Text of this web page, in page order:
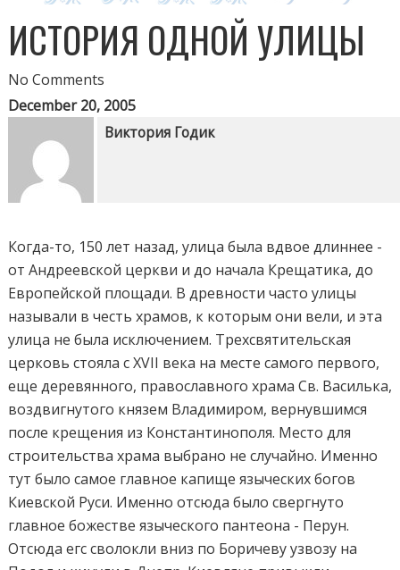
ИСТОРИЯ ОДНОЙ УЛИЦЫ
No Comments
December 20, 2005
Виктория Годик
Когда-то, 150 лет назад, улица была вдвое длиннее -
от Андреевской церкви и до начала Крещатика, до
Европейской площади. В древности часто улицы
называли в честь храмов, к которым они вели, и эта
улица не была исключением. Трехсвятительская
церковь стояла с XVII века на месте самого первого,
еще деревянного, православного храма Св. Василька,
воздвигнутого князем Владимиром, вернувшимся
после крещения из Константинополя. Место для
строительства храма выбрано не случайно. Именно
тут было самое главное капище языческих богов
Киевской Руси. Именно отсюда было свергнуто
главное божестве языческого пантеона - Перун.
Отсюда егс сволокли вниз по Боричеву узвозу на